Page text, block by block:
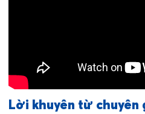
Lời khuyên từ chuyên